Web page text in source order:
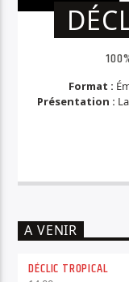
Format :
Présentation :
A VENIR
DÉCLIC TROPICAL